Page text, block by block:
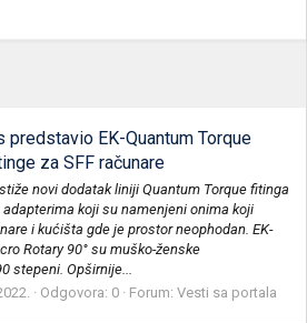
predstavio EK-Quantum Torque
za SFF računare
novi dodatak liniji Quantum Torque fitinga
koji su namenjeni onima koji
i kućišta gde je prostor neophodan. EK-
Rotary 90° su muško-ženske
stepeni. Opširnije...
Odgovora: 0 Forum: Vesti sa portala